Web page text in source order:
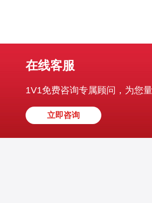
在线客服
1V1免费咨询专属顾问，为您
立即咨询